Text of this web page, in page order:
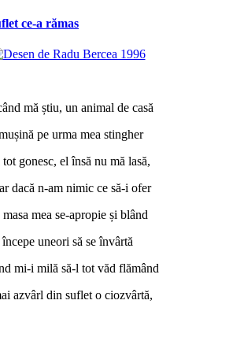
ce-a rămas
mă știu, un animal de casă
pe urma mea stingher
gonesc, el însă nu mă lasă,
dacă n-am nimic ce să-i ofer
masa mea se-apropie și blând
începe uneori să se învârtă
mi-i milă să-l tot văd flămând
azvârl din suflet o ciozvârtă,